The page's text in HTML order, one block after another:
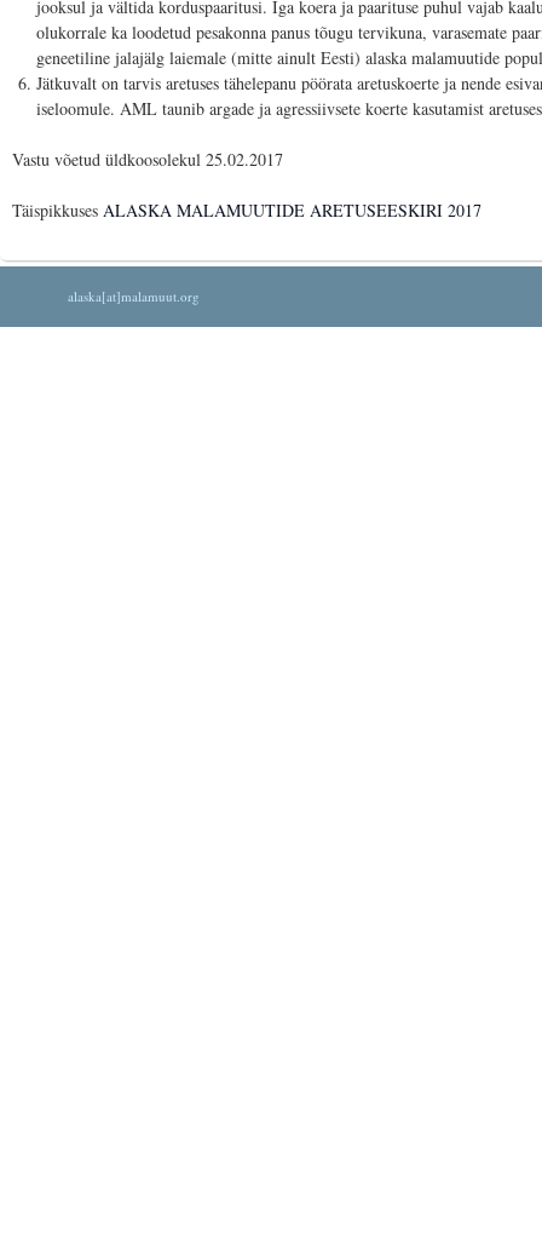
jooksul ja vältida korduspaaritusi. Iga koera ja paarituse puhul vajab
olukorrale ka loodetud pesakonna panus tõugu tervikuna, varasemate
geneetiline jalajälg laiemale (mitte ainult Eesti) alaska malamuutide
Jätkuvalt on tarvis aretuses tähelepanu pöörata aretuskoerte ja nende
iseloomule. AML taunib argade ja agressiivsete koerte kasutamist
Vastu võetud üldkoosolekul 25.02.2017
Täispikkuses ALASKA MALAMUUTIDE ARETUSEESKIRI 2017
alaska[at]malamuut.org